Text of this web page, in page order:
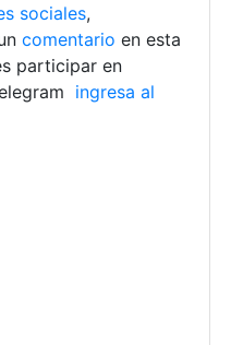
sociales,
comentario en esta
participar en
ingresa al